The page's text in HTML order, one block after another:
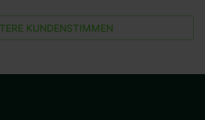
KUNDENSTIMMEN